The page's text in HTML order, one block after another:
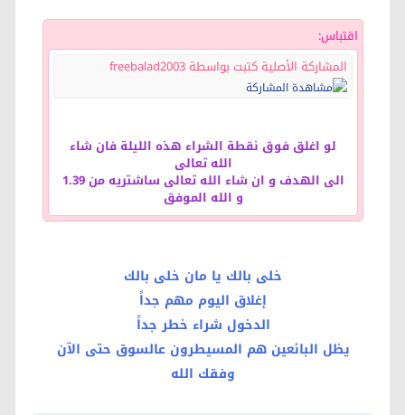
اقتباس:
المشاركة الأصلية كتبت بواسطة freebalad2003
لو اغلق فوق نقطة الشراء هذه الليلة فان شاء
الله تعالى
الى الهدف و ان شاء الله تعالى ساشتريه من 1.39
و الله الموفق
خلى بالك يا مان خلى بالك
إغلاق اليوم مهم جداً
الدخول شراء خطر جداً
يظل البائعين هم المسيطرون عالسوق حتى الآن
وفقك الله